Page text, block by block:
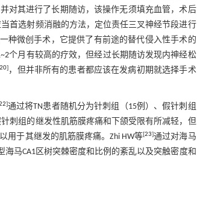
对其进行了长期随访，该操作无须填充血管，术后
首选射频消融的方法，定位责任三叉神经节段进行
种微创手术，它提供了有前途的替代侵入性手术的
个月有较高的疗效，但经过长期随访发现内神经松
20] ，但并非所有的患者都应该在发病初期就选择手术
]通过将TN患者随机分为针刺组（15例）、假针刺组
刺组的继发性肌筋膜疼痛和下颌受限有所减轻，但
用于其继发的肌筋膜疼痛。Zhi HW等[23]通过对海马
马CA1区树突棘密度和比例的紊乱以及突触密度和